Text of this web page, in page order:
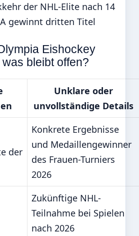
der NHL-Elite nach 14
gewinnt dritten Titel
Eishockey
bleibt offen?
Unklare oder
unvollständige Details
der
Konkrete Ergebnisse
und Medaillengewinner
des Frauen-Turniers
2026
Zukünftige NHL-
Teilnahme bei Spielen
nach 2026